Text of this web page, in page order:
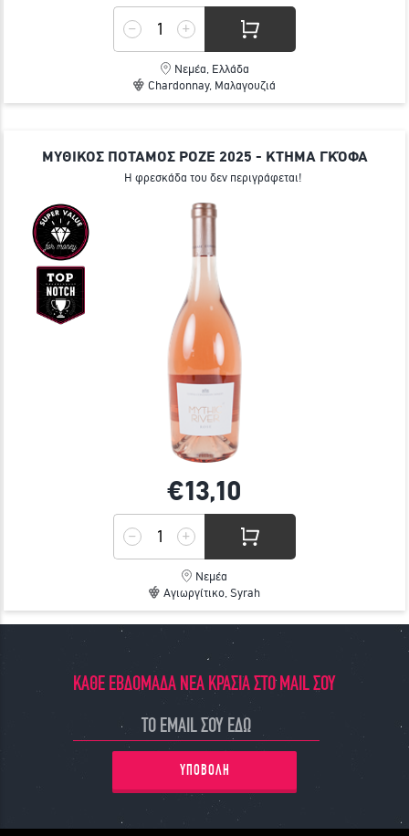
Νεμέα, Ελλάδα
Chardonnay, Μαλαγουζιά
ΜΥΘΙΚΟΣ ΠΟΤΑΜΟΣ ΡΟΖΕ 2025 - ΚΤΗΜΑ ΓΚΌΦΑ
Η φρεσκάδα του δεν περιγράφεται!
€13,10
Νεμέα
Αγιωργίτικο, Syrah
ΚΑΘΕ ΕΒΔΟΜΑΔΑ ΝΕΑ ΚΡΑΣΙΑ ΣΤΟ MAIL ΣΟΥ
ΥΠΟΒΟΛΗ